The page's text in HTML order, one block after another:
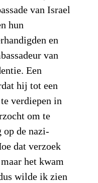
van Israel
hun
en
van
Een
hij tot een
verdiepen in
om te
op de nazi-
dat verzoek
het kwam
wilde ik zien